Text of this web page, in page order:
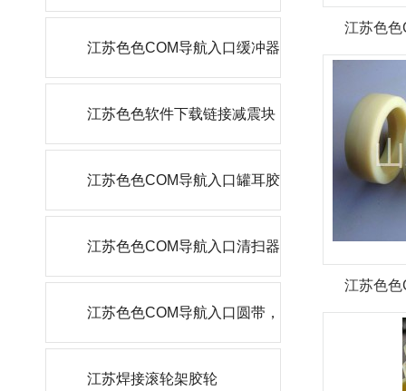
江苏色色
江苏色色
江苏色色COM导航入口缓冲器
江苏色色软件下载链接减震块
江苏色色COM导航入口罐耳胶
轮
江苏色色COM导航入口清扫器
刮刀
江苏色色COM导航入口圆带，
角带
江苏焊接滚轮架胶轮